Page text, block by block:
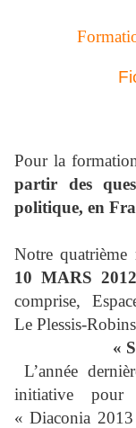
Pour la
partir des
politique, en
Notre quatrième
10 MARS
comprise,
Le Plessis-
«
L’année
initiative pour
« Diaconia